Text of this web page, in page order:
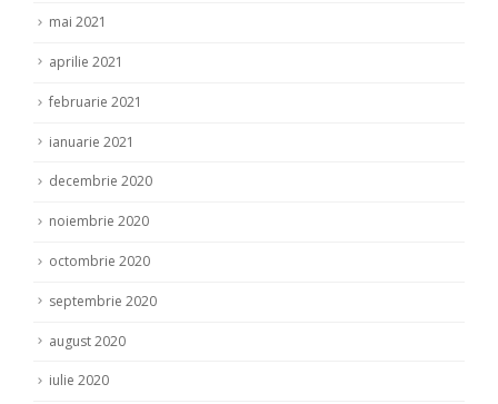
mai 2021
aprilie 2021
februarie 2021
ianuarie 2021
decembrie 2020
noiembrie 2020
octombrie 2020
septembrie 2020
august 2020
iulie 2020